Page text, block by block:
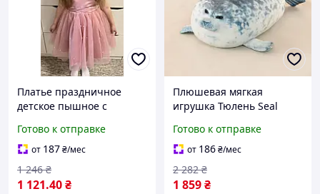
Платье праздничное
детское пышное с
на хлопковой подкладке
для девочки на
выпускной в садик, день
рождения,
Готово к отправке
от 187₴/мес
1 121.40₴
1 246 ₴
Плюшевая мягкая
игрушка Тюлень Seal
детской комнаты подарок
на день рождения BUYT
Плюшева мяка іграшка
Готово к отправке
от 186₴/мес
1 859₴
2 282 ₴